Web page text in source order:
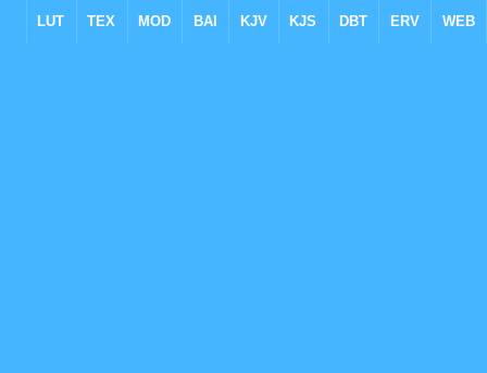
LUT TEX MOD BAI KJV KJS DBT ERV WEB